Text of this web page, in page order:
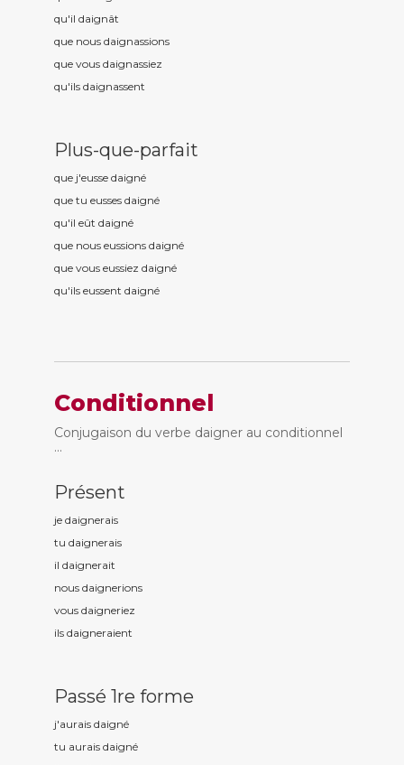
qu'il daignât
que nous daignassions
que vous daignassiez
qu'ils daignassent
Plus-que-parfait
que j'eusse daigné
que tu eusses daigné
qu'il eût daigné
que nous eussions daigné
que vous eussiez daigné
qu'ils eussent daigné
Conditionnel
Conjugaison du verbe daigner au conditionnel
...
Présent
je daignerais
tu daignerais
il daignerait
nous daignerions
vous daigneriez
ils daigneraient
Passé 1re forme
j'aurais daigné
tu aurais daigné